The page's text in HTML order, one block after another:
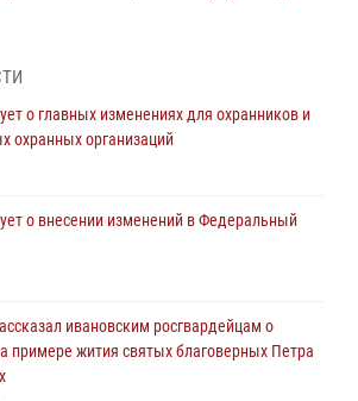
посвященных празднованию Дня
«Каникулы с Росгвардией»
области
содействии Росгвардии задержаны
автомобильных краж
о главных изменениях для охранников и
охранных организаций
о внесении изменений в Федеральный
ивановским росгвардейцам о
примере жития святых благоверных Петра